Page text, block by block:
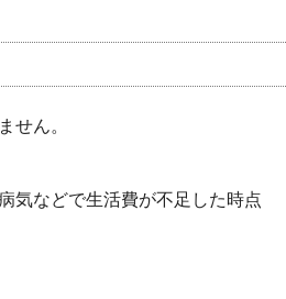
せん。
気などで生活費が不足した時点